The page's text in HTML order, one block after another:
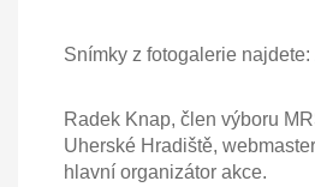
Snímky z fotogalerie najdete:
Radek Knap, člen výboru
Uherské Hradiště,
hlavní organizátor akce.